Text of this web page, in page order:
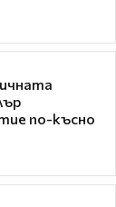
по-късно